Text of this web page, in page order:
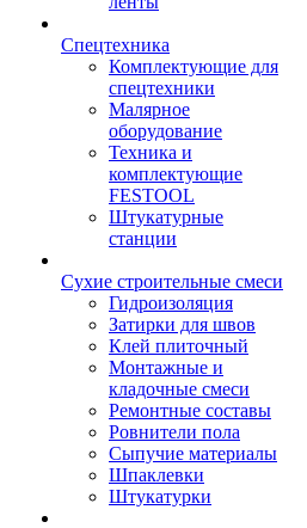
Спецтехника
Комплектующие для
спецтехники
Малярное
оборудование
Техника и
комплектующие
FESTOOL
Штукатурные
станции
Сухие строительные смеси
Гидроизоляция
Затирки для швов
Клей плиточный
Монтажные и
кладочные смеси
Ремонтные составы
Ровнители пола
Сыпучие материалы
Шпаклевки
Штукатурки